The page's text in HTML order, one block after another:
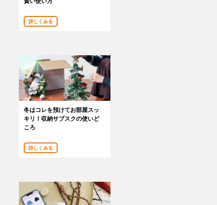
詳しくみる
冬はコレを預けてお部屋スッ
キリ！収納サブスクの使いど
ころ
詳しくみる